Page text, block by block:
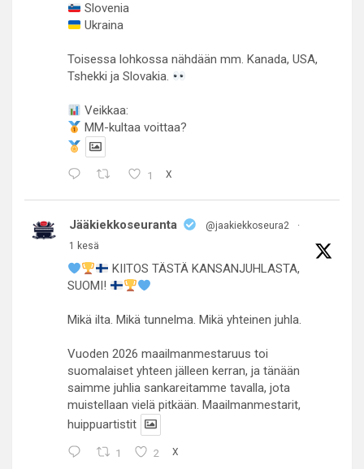
Slovenia
Ukraina
Toisessa lohkossa nähdään mm. Kanada, USA,
Tshekki ja Slovakia.
Veikkaa:
MM-kultaa voittaa?
1 X
Jääkiekkoseuranta @jaakiekkoseura2
·
1 kesä
KIITOS TÄSTÄ KANSANJUHLASTA,
SUOMI!
Mikä ilta. Mikä tunnelma. Mikä yhteinen juhla.
Vuoden 2026 maailmanmestaruus toi
suomalaiset yhteen jälleen kerran, ja tänään
saimme juhlia sankareitamme tavalla, jota
muistellaan vielä pitkään. Maailmanmestarit,
huippuartistit
1 2 X